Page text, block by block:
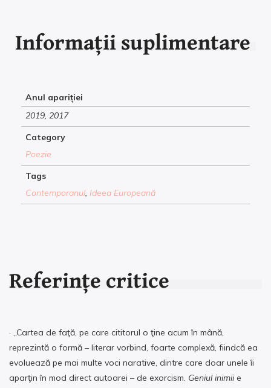
Informații suplimentare
Anul apariției
2019, 2017
Category
Poezie
Tags
Contemporanul, Ideea Europeană
Referințe critice
· „Cartea de faţă, pe care cititorul o ţine acum în mână,
reprezintă o formă – literar vorbind, foarte complexă, fiindcă ea
evoluează pe mai multe voci narative, dintre care doar unele îi
aparţin în mod direct autoarei – de exorcism. Geniul inimiie